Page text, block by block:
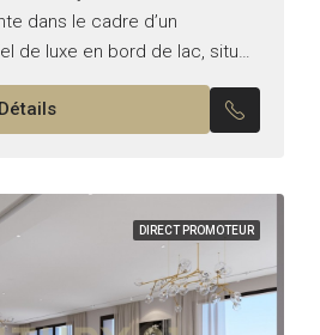
dans le cadre d’un
de luxe en bord de lac, situé
prestigieuse du lac 0 ....
Détails
DIRECT PROMOTEUR